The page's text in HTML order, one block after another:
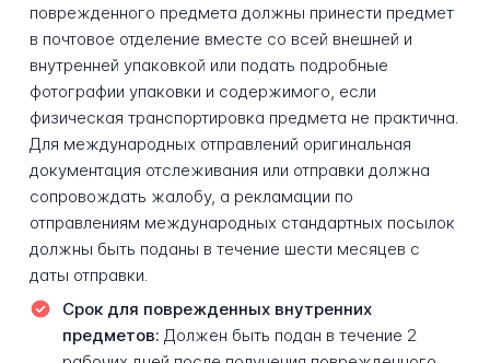
поврежденного предмета должны принести предмет
в почтовое отделение вместе со всей внешней и
внутренней упаковкой или подать подробные
фотографии упаковки и содержимого, если
физическая транспортировка предмета не практична.
Для международных отправлений оригинальная
документация отслеживания или отправки должна
сопровождать жалобу, а рекламации по
отправлениям международных стандартных посылок
должны быть поданы в течение шести месяцев с
даты отправки.
Срок для поврежденных внутренних
предметов: Должен быть подан в течение 2